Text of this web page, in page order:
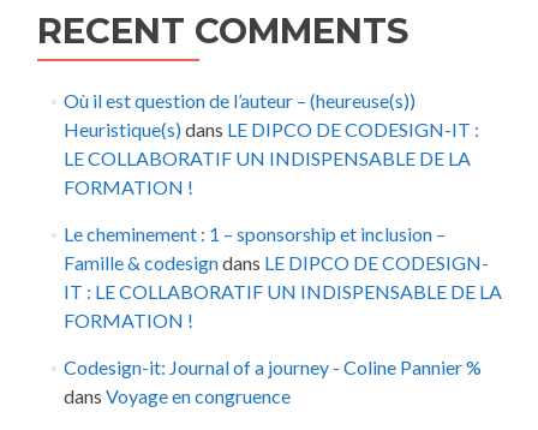
RECENT COMMENTS
Où il est question de l’auteur – (heureuse(s))
Heuristique(s)dans LE DIPCO DE CODESIGN-IT :
LE COLLABORATIF UN INDISPENSABLE DE LA
FORMATION !
Le cheminement : 1 – sponsorship et inclusion –
Famille & codesigndans LE DIPCO DE CODESIGN-
IT : LE COLLABORATIF UN INDISPENSABLE DE LA
FORMATION !
Codesign-it: Journal of a journey - Coline Pannier %
dans Voyage en congruence